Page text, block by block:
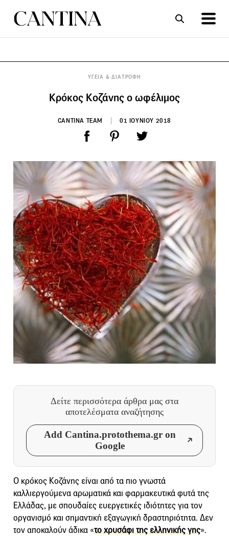
ΥΓΕΙΑ & ΔΙΑΤΡΟΦΗ
Κρόκος Κοζάνης ο ωφέλιμος
CANTINA TEAM 01 ΙΟΥΝΙΟΥ 2018
Δείτε περισσότερα άρθρα μας στα
αποτελέσματα αναζήτησης
Add Cantina.protothema.gr on
Google
Ο κρόκος Κοζάνης είναι από τα πιο γνωστά
καλλιεργούμενα αρωματικά και φαρμακευτικά φυτά της
Ελλάδας, με σπουδαίες ευεργετικές ιδιότητες για τον
οργανισμό και σημαντική εξαγωγική δραστηριότητα. Δεν
τον αποκαλούν άδικα «το χρυσάφι της ελληνικής γης».